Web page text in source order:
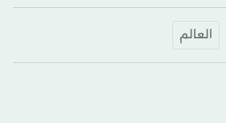
العالم